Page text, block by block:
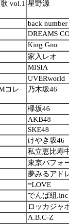
vol.1 星野源
back number
DREAMS
King Gnu
家入レオ
MISIA
UVERworld
コレ
乃木坂46
欅坂46
AKB48
SKE48
けやき坂46
私立恵比寿
東京パフォ
夢みるアド
=LOVE
でんぱ組.inc
ロッカジャ
A.B.C-Z